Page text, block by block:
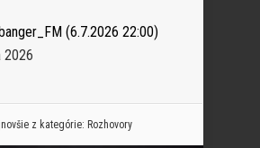
(6.7.2026 22:00)
2026
z kategórie: Rozhovory